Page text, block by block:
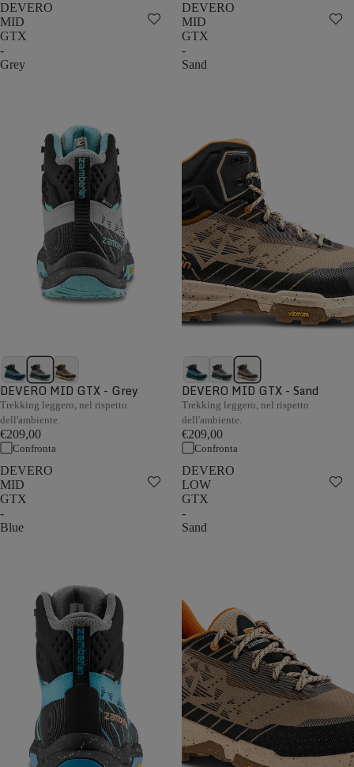
DEVERO
MID
GTX
-
Grey
DEVERO MID GTX - Grey
Trekking leggero, nel rispetto
dell'ambiente.
€209,00
Confronta
DEVERO
MID
GTX
-
Sand
DEVERO MID GTX - Sand
Trekking leggero, nel rispetto
dell'ambiente.
€209,00
Confronta
DEVERO
MID
GTX
-
Blue
DEVERO
LOW
GTX
-
Sand